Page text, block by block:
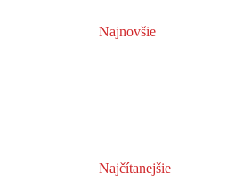
Najnovšie
Najčítanejšie